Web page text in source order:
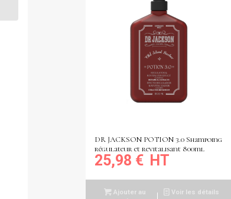
DR JACKSON POTION 3.0 Shampoing
régulateur et revitalisant 800ml
25,98 €
Ajouter au
Voir les détails